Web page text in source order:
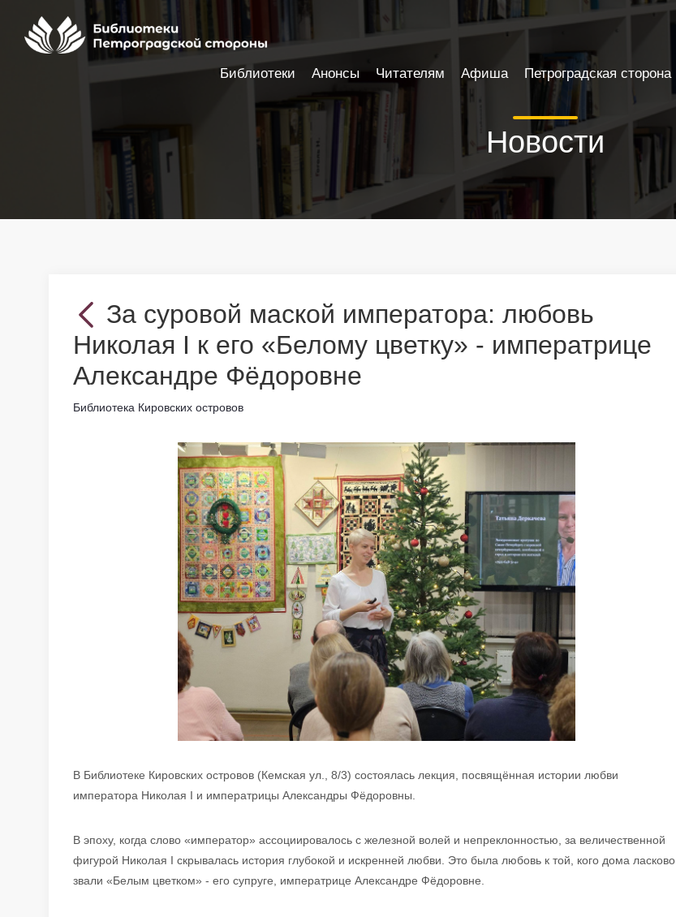
Новости
За суровой маской императора: любовь
Николая I к его «Белому цветку» - императрице
Александре Фёдоровне
Библиотека Кировских островов
В Библиотеке Кировских островов (Кемская ул., 8/3) состоялась лекция, посвящённая истории любви
императора Николая I и императрицы Александры Фёдоровны.
В эпоху, когда слово «император» ассоциировалось с железной волей и непреклонностью, за величественной
фигурой Николая I скрывалась история глубокой и искренней любви. Это была любовь к той, кого дома ласково
звали «Белым цветком» - его супруге, императрице Александре Фёдоровне.
Библиотеки Анонсы Читателям Афиша Петроградская сторона
Настройки доступности